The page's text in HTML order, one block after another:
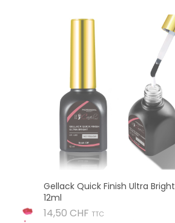
Gellack Quick Finish Ultra Bright
12ml
14,50 CHF Prix
TTC